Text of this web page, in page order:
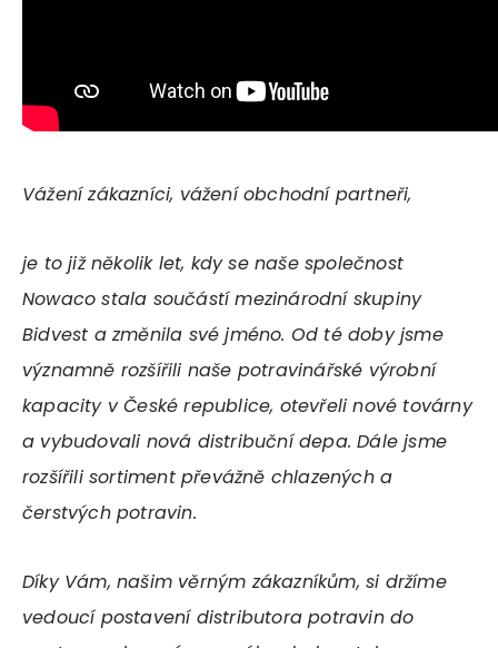
Vážení zákazníci, vážení obchodní partneři,
je to již několik let, kdy se naše společnost
Nowaco stala součástí mezinárodní skupiny
Bidvest a změnila své jméno. Od té doby jsme
významně rozšířili naše potravinářské výrobní
kapacity v České republice, otevřeli nové továrny
a vybudovali nová distribuční depa. Dále jsme
rozšířili sortiment převážně chlazených a
čerstvých potravin.
Díky Vám, našim věrným zákazníkům, si držíme
vedoucí postavení distributora potravin do